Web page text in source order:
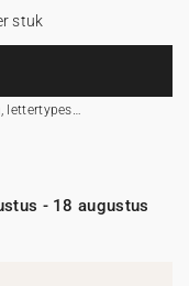
lettertypes…
stuk
- 18 augustus